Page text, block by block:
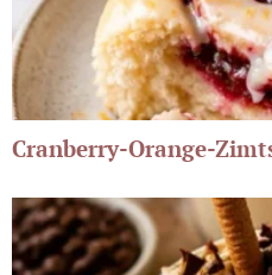
Cranberry-Orange-